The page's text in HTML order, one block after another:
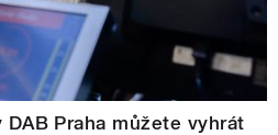
Praha můžete vyhrát